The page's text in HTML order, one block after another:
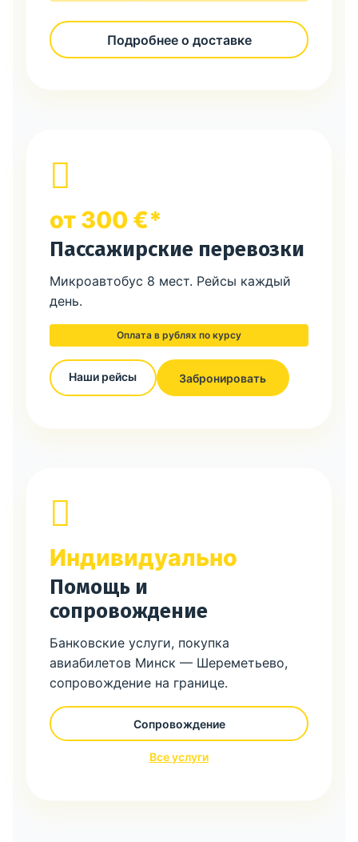
Подробнее о доставке
от 300 €*
Пассажирские перевозки
Микроавтобус 8 мест. Рейсы каждый
день.
Оплата в рублях по курсу
Наши рейсы Забронировать
Индивидуально
Помощь и
сопровождение
Банковские услуги, покупка
авиабилетов Минск — Шереметьево,
сопровождение на границе.
Сопровождение
Все услуги